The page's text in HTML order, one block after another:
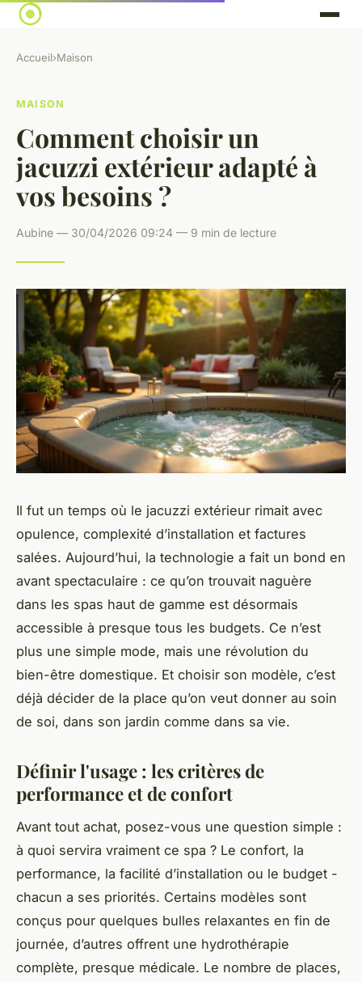
Accueil›Maison
MAISON
Comment choisir un
jacuzzi extérieur adapté à
vos besoins ?
Aubine — 30/04/2026 09:24 — 9 min de lecture
Il fut un temps où le jacuzzi extérieur rimait avec
opulence, complexité d’installation et factures
salées. Aujourd’hui, la technologie a fait un bond en
avant spectaculaire : ce qu’on trouvait naguère
dans les spas haut de gamme est désormais
accessible à presque tous les budgets. Ce n’est
plus une simple mode, mais une révolution du
bien-être domestique. Et choisir son modèle, c’est
déjà décider de la place qu’on veut donner au soin
de soi, dans son jardin comme dans sa vie.
Définir l'usage : les critères de
performance et de confort
Avant tout achat, posez-vous une question simple :
à quoi servira vraiment ce spa ? Le confort, la
performance, la facilité d’installation ou le budget -
chacun a ses priorités. Certains modèles sont
conçus pour quelques bulles relaxantes en fin de
journée, d’autres offrent une hydrothérapie
complète, presque médicale. Le nombre de places,